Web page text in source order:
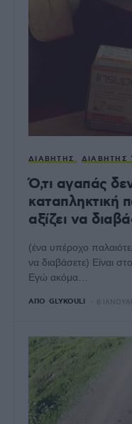
ΔΙΑΒΉΤΗΣ ΔΙΑΒΉΤΗΣ
Ό,τι αγαπάς
καταπληκτική
αξίζει να
(ένα υπέροχο
να διαβάσετε) Είναι
Εγώ ακόμα…
ΑΠΌ GLYKOULI 6